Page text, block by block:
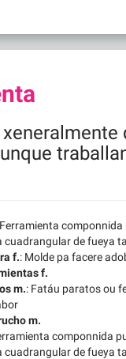
cuadrangular de fueya
f.: Molde pa facere
f.
m.: Fatáu paratos ou
m.
componnida
cuadrangular de fueya